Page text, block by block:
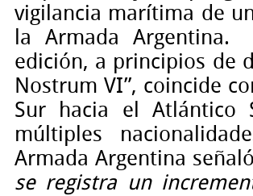
vigilancia marítima de
la Armada Argentina.
edición, a principios de
Nostrum VI”, coincide
Sur hacia el Atlántico
múltiples
Armada Argentina
se registra un